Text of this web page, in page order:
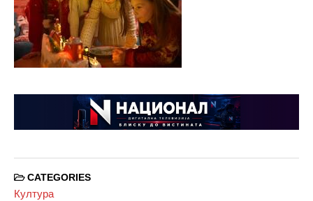
CATEGORIES
Култура